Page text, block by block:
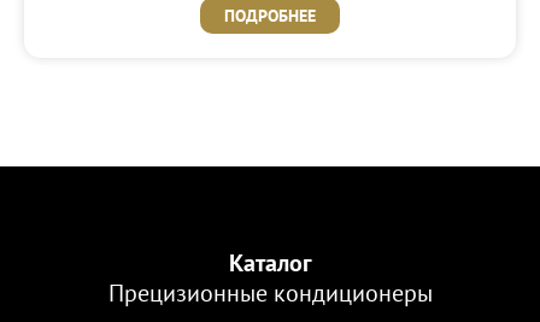
ПОДРОБНЕЕ
Каталог
Прецизионные кондиционеры